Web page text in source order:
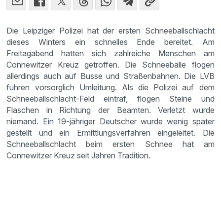
Die Leipziger Polizei hat der ersten Schneeballschlacht
dieses Winters ein schnelles Ende bereitet. Am
Freitagabend hatten sich zahlreiche Menschen am
Connewitzer Kreuz getroffen. Die Schneebälle flogen
allerdings auch auf Busse und Straßenbahnen. Die LVB
fuhren vorsorglich Umleitung. Als die Polizei auf dem
Schneeballschlacht-Feld eintraf, flogen Steine und
Flaschen in Richtung der Beamten. Verletzt wurde
niemand. Ein 19-jähriger Deutscher wurde wenig später
gestellt und ein Ermittlungsverfahren eingeleitet. Die
Schneeballschlacht beim ersten Schnee hat am
Connewitzer Kreuz seit Jahren Tradition.